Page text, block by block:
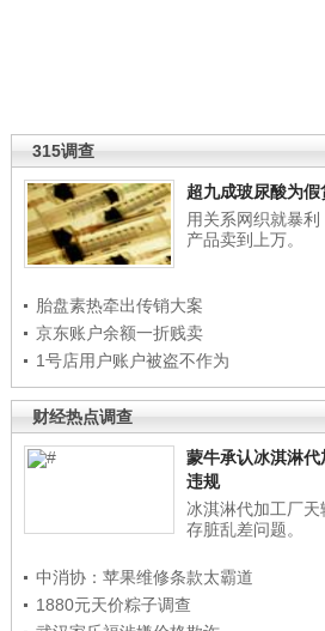
315调查
超九成玻尿酸为假
用关系网织就暴利
产品卖到上万。
胎盘素热牵出传销大案
京东账户余额一折贱卖
1号店用户账户被盗不作为
财经热点调查
蒙牛承认冰淇淋代
违规
冰淇淋代加工厂天
存脏乱差问题。
中消协：苹果维修条款太霸道
1880元天价粽子调查